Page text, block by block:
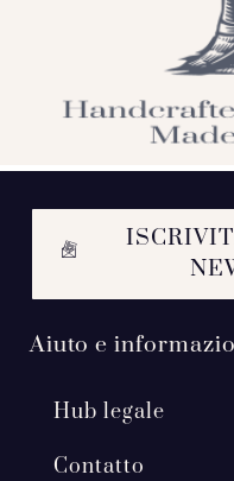
Aiuto e
Hub legale
Contatto